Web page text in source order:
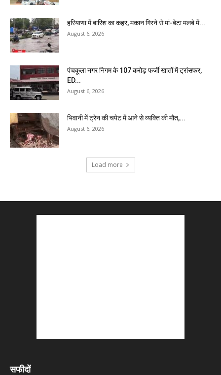
हरियाणा में बारिश का कहर, मकान गिरने से मां-बेटा मलबे में...
August 6, 2026
पंचकूला नगर निगम के ₹107 करोड़ फर्जी खातों में ट्रांसफर,
ED...
August 6, 2026
भिवानी में ट्रेन की चपेट में आने से व्यक्ति की मौत,...
August 6, 2026
Load more
सफीदों